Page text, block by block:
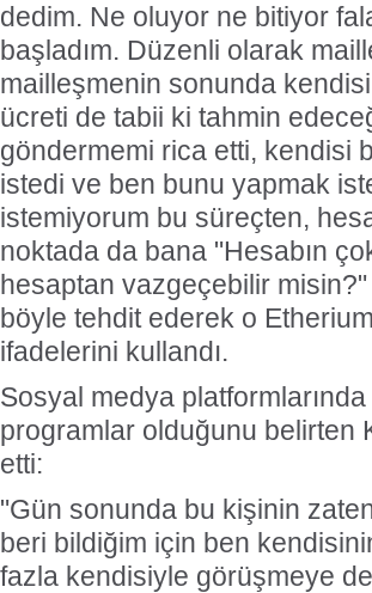
dedim. Ne oluyor ne bitiyor
başladım. Düzenli olarak
mailleşmenin sonunda
ücreti de tabii ki tahmin
göndermemi rica etti, kendisi
istedi ve ben bunu yapmak
istemiyorum bu süreçten,
noktada da bana "Hesabın
hesaptan vazgeçebilir
böyle tehdit ederek o
ifadelerini kullandı.
Sosyal medya
programlar olduğunu belirten
etti:
"Gün sonunda bu kişinin
beri bildiğim için ben
fazla kendisiyle görüşmeye